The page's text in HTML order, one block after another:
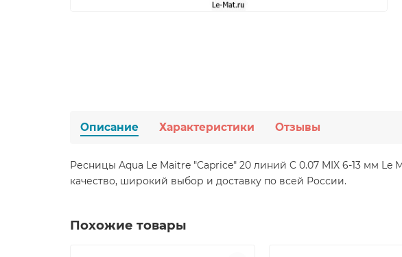
Описание Характеристики Отзывы
Ресницы Aqua Le Maitre "Caprice" 20 линий C 0.07 MIX 6-13 мм
качество, широкий выбор и доставку по всей России.
Похожие товары